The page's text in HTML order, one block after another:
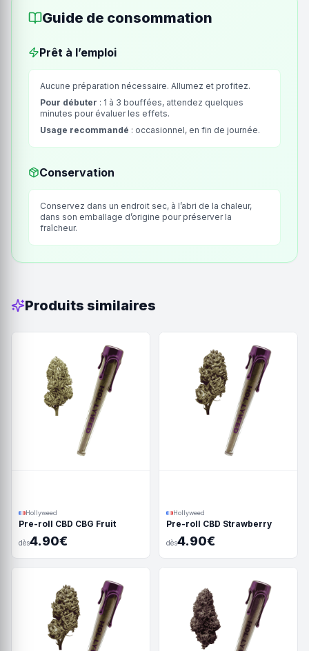
Guide de consommation
Prêt à l’emploi
Aucune préparation nécessaire. Allumez et profitez.
Pour débuter : 1 à 3 bouffées, attendez quelques
minutes pour évaluer les effets.
Usage recommandé : occasionnel, en fin de journée.
Conservation
Conservez dans un endroit sec, à l’abri de la chaleur,
dans son emballage d’origine pour préserver la
fraîcheur.
Produits similaires
Hollyweed
Pre-roll CBD CBG Fruit
dès4.90€
Hollyweed
Pre-roll CBD Strawberry
dès4.90€